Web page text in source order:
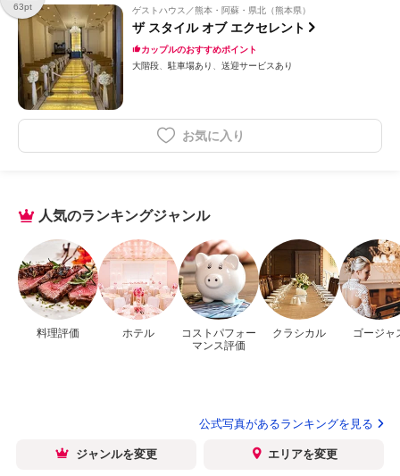
63pt ゲストハウス 熊本・阿蘇・県北（熊本県）
ザ スタイル オブ エクセレント
カップルのおすすめポイント
大階段
駐車場あり 送迎サービスあり
お気に入り
人気のランキングジャンル
料理評価 ホテル
コストパフォー
マンス評価
クラシカル ゴージャ
公式写真があるランキングを見る
ジャンルを変更 エリアを変更